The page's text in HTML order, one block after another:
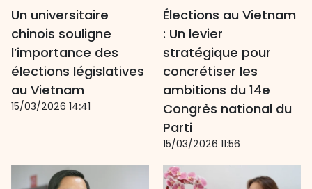
Un universitaire
chinois souligne
l’importance des
élections législatives
au Vietnam
15/03/2026 14:41
Élections au Vietnam
: Un levier
stratégique pour
concrétiser les
ambitions du 14e
Congrès national du
Parti
15/03/2026 11:56